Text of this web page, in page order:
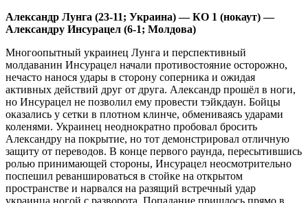
Александр Лунга (23-11; Украина) — КО 1 (нокаут) —
Александру Инсурацел (6-1; Молдова)
Многоопытный украинец Лунга и перспективный
молдаванин Инсурацел начали противостояние осторожно,
нечасто нанося удары в сторону соперника и ожидая
активных действий друг от друга. Александр прошёл в ноги,
но Инсурацел не позволил ему провести тэйкдаун. Бойцы
оказались у сетки в плотном клинче, обмениваясь ударами
коленями. Украинец неоднократно пробовал бросить
Александру на покрытие, но тот демонстрировал отличную
защиту от переводов. В конце первого раунда, пересытившись
ролью принимающей стороны, Инсурацел неосмотрительно
поспешил реваншироваться в стойке на открытом
пространстве и нарвался на разящий встречный удар
украинца ногой с разворота. Попадание пришлось прямо в